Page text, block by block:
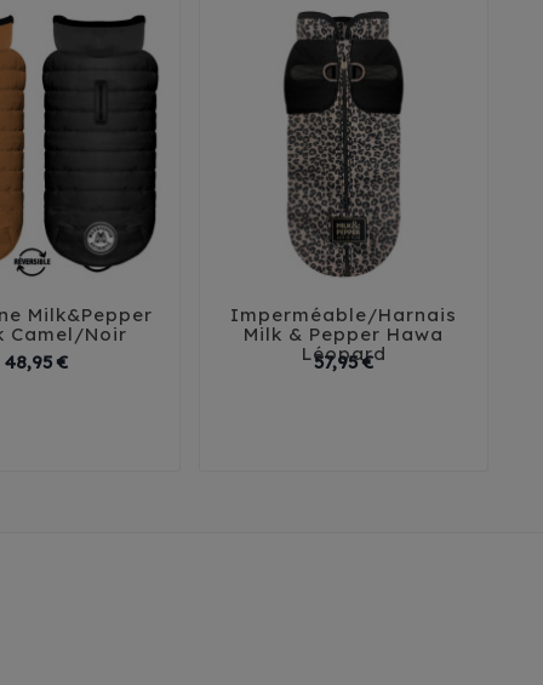
 
Milk&Pepper
Camel/Noir
48,95 €Prix
  
Imperméable/Harnais
Milk & Pepper Hawa
Léopard
57,95 €Prix